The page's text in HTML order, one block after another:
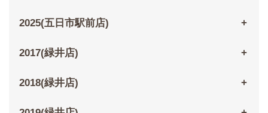
2025(五日市駅前店)
2017(緑井店)
2018(緑井店)